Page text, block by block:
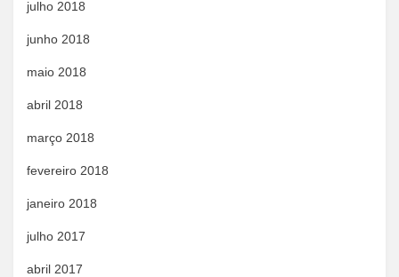
julho 2018
junho 2018
maio 2018
abril 2018
março 2018
fevereiro 2018
janeiro 2018
julho 2017
abril 2017